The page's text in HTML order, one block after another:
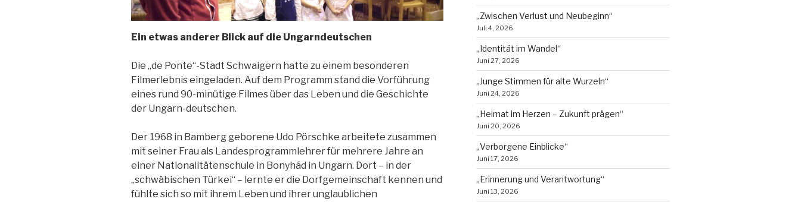
Ein etwas anderer Blick auf die Ungarndeutschen
Die „de Ponte“-Stadt Schwaigern hatte zu einem besonderen
Filmerlebnis eingeladen. Auf dem Programm stand die Vorführung
eines rund 90-minütige Filmes über das Leben und die Geschichte
der Ungarn-deutschen.
Der 1968 in Bamberg geborene Udo Pörschke arbeitete zusammen
mit seiner Frau als Landesprogrammlehrer für mehrere Jahre an
einer Nationalitätenschule in Bonyhád in Ungarn. Dort – in der
„schwäbischen Türkei“ – lernte er die Dorfgemeinschaft kennen und
fühlte sich so mit ihrem Leben und ihrer unglaublichen
„Zwischen Verlust und Neubeginn“
Juli 4, 2026
„Identität im Wandel“
Juni 27, 2026
„Junge Stimmen für alte Wurzeln“
Juni 24, 2026
„Heimat im Herzen – Zukunft prägen“
Juni 20, 2026
„Verborgene Einblicke“
Juni 17, 2026
„Erinnerung und Verantwortung“
Juni 13, 2026